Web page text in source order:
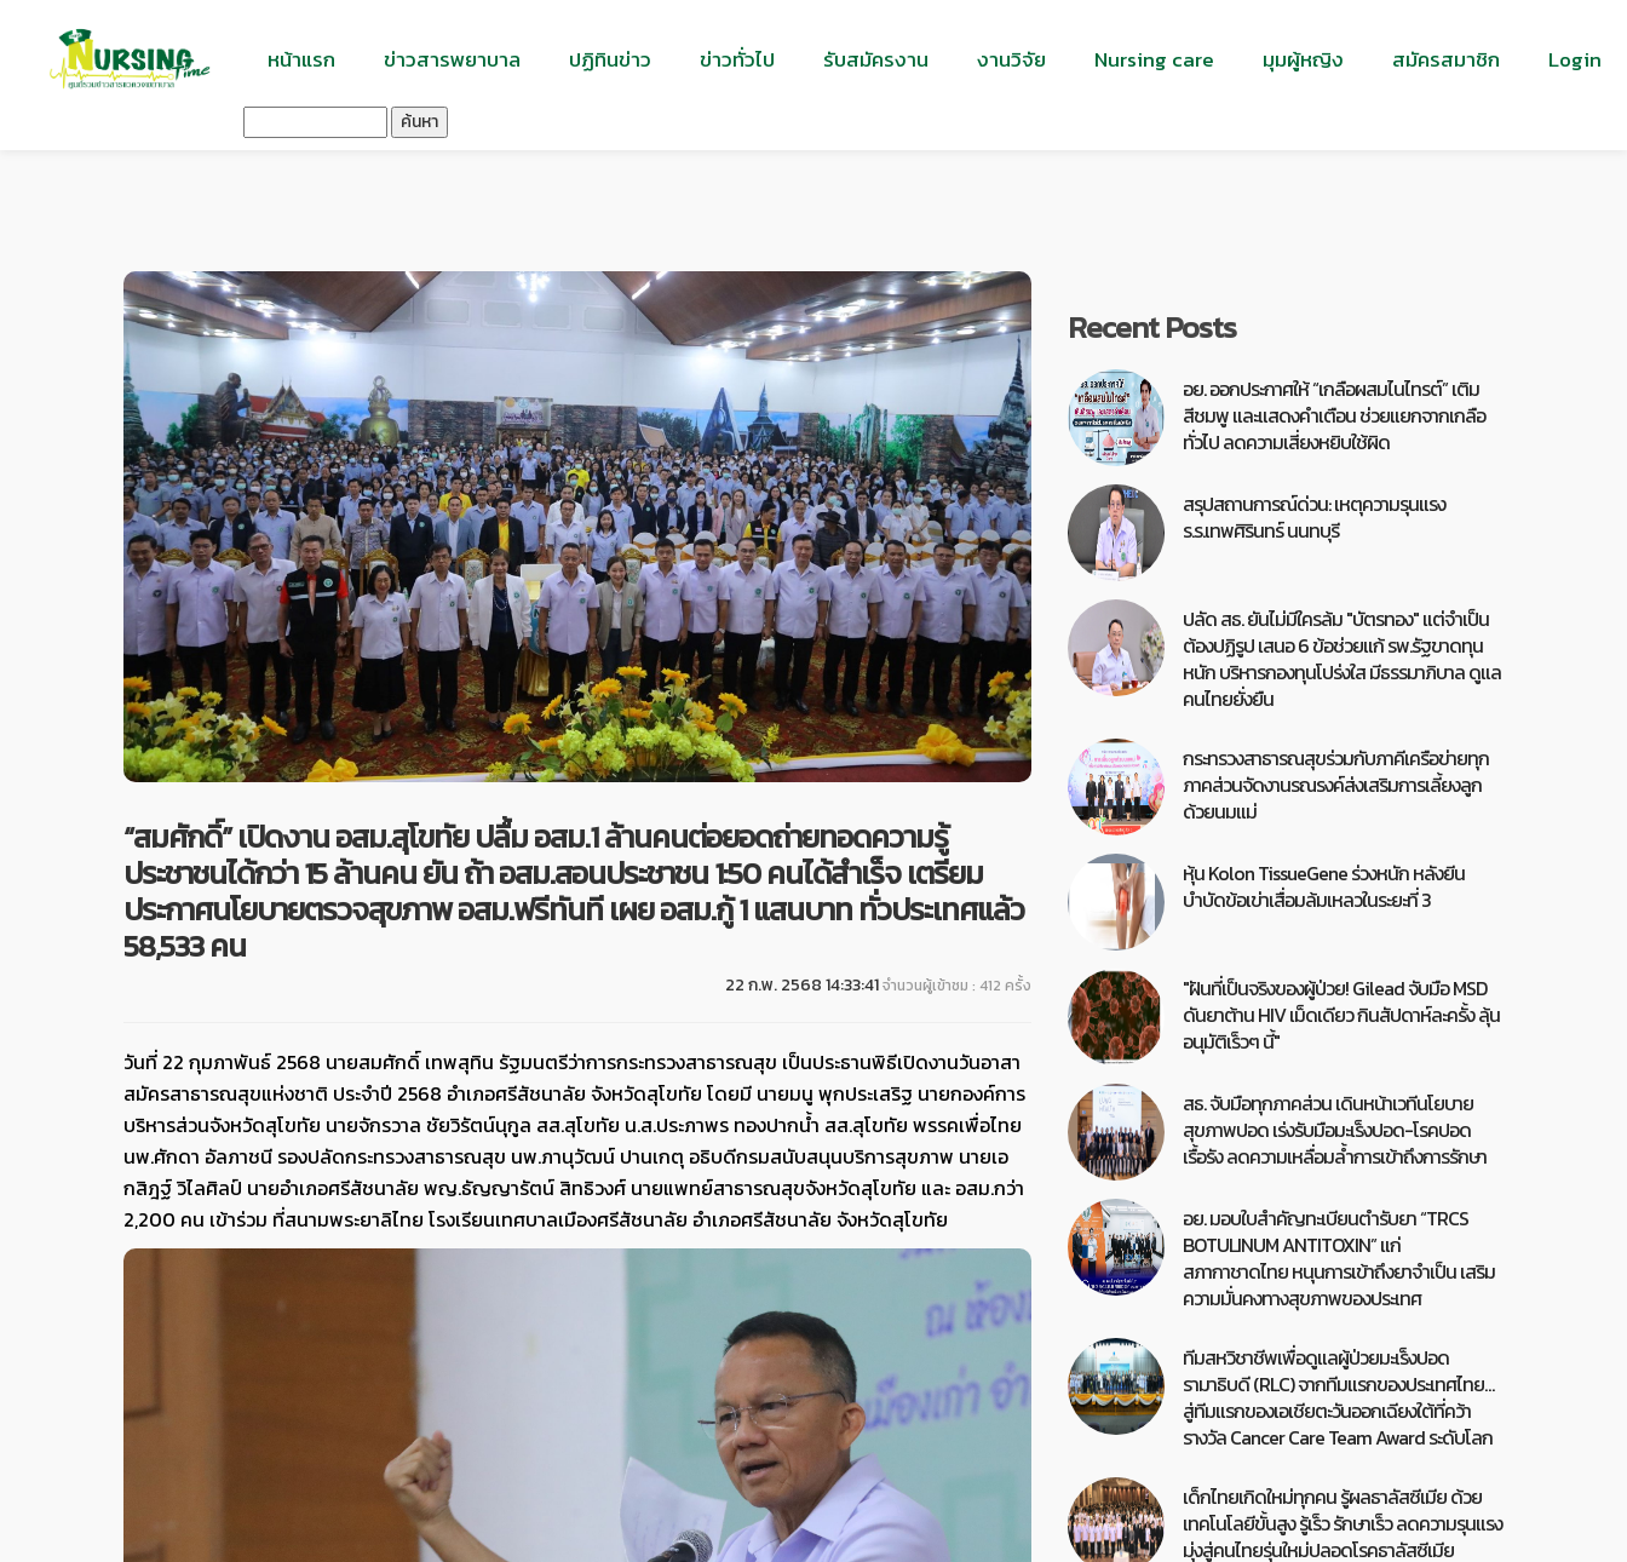
หน้าแรก ข่าวสารพยาบาล ปฏิทินข่าว ข่าวทั่วไป รับสมัครงาน งานวิจัย Nursing care มุมผู้หญิง สมัครสมาชิก Login
ค้นหา
“สมศักดิ์” เปิดงาน อสม.สุโขทัย ปลื้ม อสม.1 ล้านคนต่อยอดถ่ายทอดความรู้
ประชาชนได้กว่า 15 ล้านคน ยัน ถ้า อสม.สอนประชาชน 1:50 คนได้สำเร็จ เตรียม
ประกาศนโยบายตรวจสุขภาพ อสม.ฟรีทันที เผย อสม.กู้ 1 แสนบาท ทั่วประเทศแล้ว
58,533 คน
22 ก.พ. 2568 14:33:41จำนวนผู้เข้าชม : 412 ครั้ง
วันที่ 22 กุมภาพันธ์ 2568 นายสมศักดิ์ เทพสุทิน รัฐมนตรีว่าการกระทรวงสาธารณสุข เป็นประธานพิธีเปิดงานวันอาสา
สมัครสาธารณสุขแห่งชาติ ประจำปี 2568 อำเภอศรีสัชนาลัย จังหวัดสุโขทัย โดยมี นายมนู พุกประเสริฐ นายกองค์การ
บริหารส่วนจังหวัดสุโขทัย นายจักรวาล ชัยวิรัตน์นุกูล สส.สุโขทัย น.ส.ประภาพร ทองปากน้ำ สส.สุโขทัย พรรคเพื่อไทย
นพ.ศักดา อัลภาชนี รองปลัดกระทรวงสาธารณสุข นพ.ภานุวัฒน์ ปานเกตุ อธิบดีกรมสนับสนุนบริการสุขภาพ นายเอ
กสิฎฐ์ วิไลศิลป์ นายอำเภอศรีสัชนาลัย พญ.ธัญญารัตน์ สิทธิวงศ์ นายแพทย์สาธารณสุขจังหวัดสุโขทัย และ อสม.กว่า
2,200 คน เข้าร่วม ที่สนามพระยาลิไทย โรงเรียนเทศบาลเมืองศรีสัชนาลัย อำเภอศรีสัชนาลัย จังหวัดสุโขทัย
Recent Posts
อย. ออกประกาศให้ “เกลือผสมไนไทรต์” เติม
สีชมพู และแสดงคำเตือน ช่วยแยกจากเกลือ
ทั่วไป ลดความเสี่ยงหยิบใช้ผิด
สรุปสถานการณ์ด่วน: เหตุความรุนแรง
ร.ร.เทพศิรินทร์ นนทบุรี
ปลัด สธ. ยันไม่มีใครล้ม "บัตรทอง" แต่จำเป็น
ต้องปฏิรูป เสนอ 6 ข้อช่วยแก้ รพ.รัฐขาดทุน
หนัก บริหารกองทุนโปร่งใส มีธรรมาภิบาล ดูแล
คนไทยยั่งยืน
กระทรวงสาธารณสุขร่วมกับภาคีเครือข่ายทุก
ภาคส่วนจัดงานรณรงค์ส่งเสริมการเลี้ยงลูก
ด้วยนมแม่
หุ้น Kolon TissueGene ร่วงหนัก หลังยีน
บำบัดข้อเข่าเสื่อมล้มเหลวในระยะที่ 3
"ฝันที่เป็นจริงของผู้ป่วย! Gilead จับมือ MSD
ดันยาต้าน HIV เม็ดเดียว กินสัปดาห์ละครั้ง ลุ้น
อนุมัติเร็วๆ นี้"
สธ. จับมือทุกภาคส่วน เดินหน้าเวทีนโยบาย
สุขภาพปอด เร่งรับมือมะเร็งปอด-โรคปอด
เรื้อรัง ลดความเหลื่อมล้ำการเข้าถึงการรักษา
อย. มอบใบสำคัญทะเบียนตำรับยา “TRCS
BOTULINUM ANTITOXIN” แก่
สภากาชาดไทย หนุนการเข้าถึงยาจำเป็น เสริม
ความมั่นคงทางสุขภาพของประเทศ
ทีมสหวิชาชีพเพื่อดูแลผู้ป่วยมะเร็งปอด
รามาธิบดี (RLC) จากทีมแรกของประเทศไทย…
สู่ทีมแรกของเอเชียตะวันออกเฉียงใต้ที่คว้า
รางวัล Cancer Care Team Award ระดับโลก
เด็กไทยเกิดใหม่ทุกคน รู้ผลธาลัสซีเมีย ด้วย
เทคโนโลยีขั้นสูง รู้เร็ว รักษาเร็ว ลดความรุนแรง
มุ่งสู่คนไทยรุ่นใหม่ปลอดโรคธาลัสซีเมีย